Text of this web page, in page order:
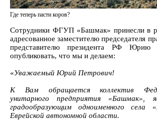
Где теперь пасти коров?
Сотрудники ФГУП «Башмак» принесли в
адресованное заместителю председателя
представителю президента РФ Юрию
опубликовать, что мы и делаем:
«Уважаемый Юрий Петрович!
К Вам обращается коллектив
унитарного предприятия «Башмак»,
градообразующим одноименного села
Еврейской автономной области.